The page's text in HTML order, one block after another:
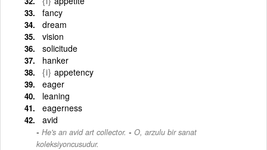
fancy
dream
vision
solicitude
hanker
{i} appetency
eager
leaning
eagerness
avid
He's an avid art collector. - O, arzulu bir sanat
koleksiyoncusudur.